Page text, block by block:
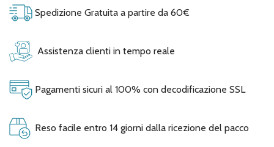
Spedizione Gratuita a partire da 60€
Assistenza clienti in tempo reale
Pagamenti sicuri al 100% con decodificazione SSL
Reso facile entro 14 giorni dalla ricezione del pacco